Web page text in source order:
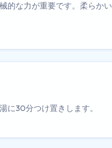
的な力が重要です。柔らかい
に30分つけ置きします。